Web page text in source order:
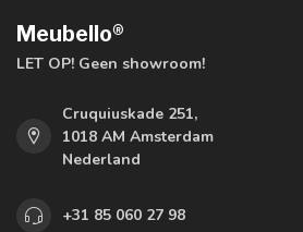
Meubello®
LET OP! Geen showroom!
Cruquiuskade 251,
1018 AM Amsterdam
Nederland
+31 85 060 27 98